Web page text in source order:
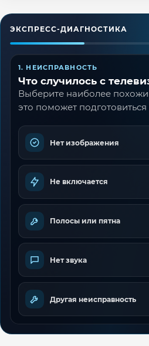
ЭКСПРЕСС-ДИАГНОСТИКА
1. НЕИСПРАВНОСТЬ
Что случилось с
Выберите наиболее
это поможет подготовиться
Нет изображения
Не включается
Полосы или пятна
Нет звука
Другая неисправность